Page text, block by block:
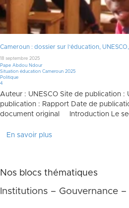
Cameroun : dossier sur l’éducation,
18 septembre 2025
Pape Abdou Ndour
Situation éducation Cameroun 2025
Politique
4
Auteur : UNESCO Site de publication :
publication : Rapport Date de
document original Introduction Le
En savoir plus
Nos blocs thématiques
Institutions – Gouvernance